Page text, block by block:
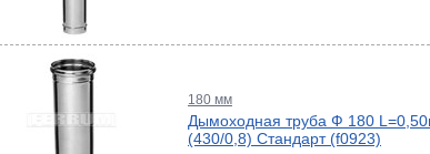
180 мм
Дымоходная труба Ф 180
(430/0,8) Стандарт (f0923)